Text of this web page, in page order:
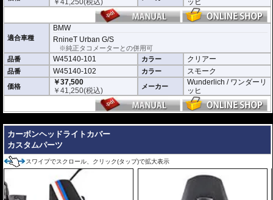
￥41,250(税込)
ッヒ
適合車種
BMW
RnineT Urban G/S
※純正タコメーターとの併用可
品番
W45140-101 カラー クリアー
品番 W45140-102 カラー スモーク
価格
￥37,500
￥41,250(税込) メーカー
Wunderlich / ワンダーリ
ッヒ
カーボンヘッドライトカバー
カスタムパーツ
スワイプでスクロール、クリック(タップ)で拡大表示